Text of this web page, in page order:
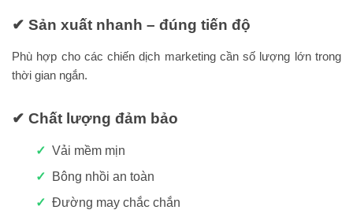
✔ Sản xuất nhanh – đúng tiến độ
Phù hợp cho các chiến dịch marketing cần số lượng lớn trong
thời gian ngắn.
✔ Chất lượng đảm bảo
Vải mềm mịn
Bông nhồi an toàn
Đường may chắc chắn